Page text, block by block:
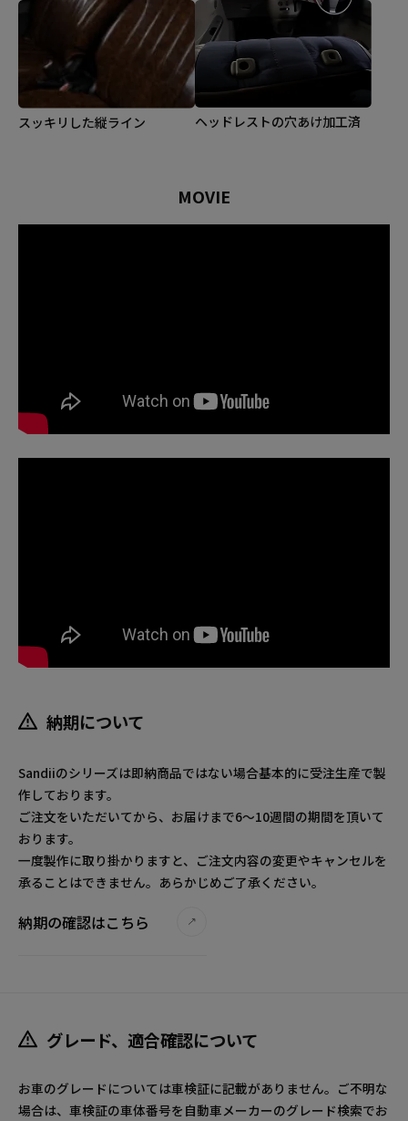
スッキリした縦ライン ヘッドレストの穴あけ加工済
MOVIE
納期について
Sandiiのシリーズは即納商品ではない場合基本的に受注生産で製
作しております。
ご注文をいただいてから、お届けまで6～10週間の期間を頂いて
おります。
一度製作に取り掛かりますと、ご注文内容の変更やキャンセルを
承ることはできません。あらかじめご了承ください。
納期の確認はこちら
グレード、適合確認について
お車のグレードについては車検証に記載がありません。ご不明な
場合は、車検証の車体番号を自動車メーカーのグレード検索でお